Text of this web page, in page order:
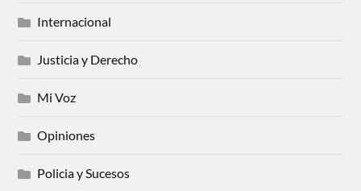
Internacional
Justicia y Derecho
Mi Voz
Opiniones
Policia y Sucesos